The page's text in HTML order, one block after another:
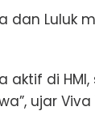
dan Luluk
aktif di
ujar Viva